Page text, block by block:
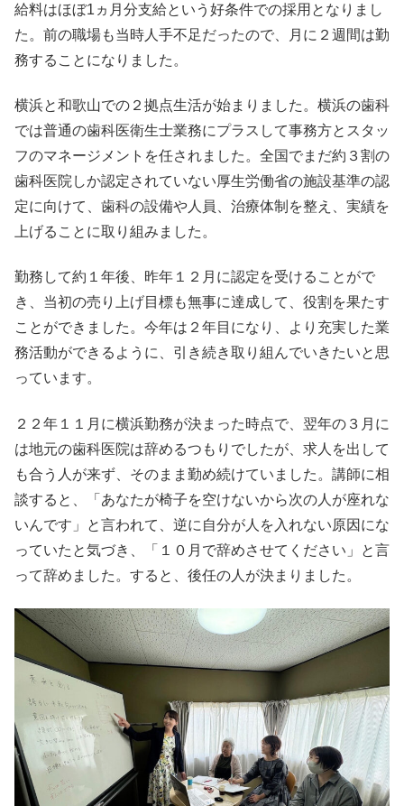
給料はほぼ1ヵ月分支給という好条件での採用となりまし
た。前の職場も当時人手不足だったので、月に２週間は勤
務することになりました。
横浜と和歌山での２拠点生活が始まりました。横浜の歯科
では普通の歯科医衛生士業務にプラスして事務方とスタッ
フのマネージメントを任されました。全国でまだ約３割の
歯科医院しか認定されていない厚生労働省の施設基準の認
定に向けて、歯科の設備や人員、治療体制を整え、実績を
上げることに取り組みました。
勤務して約１年後、昨年１２月に認定を受けることがで
き、当初の売り上げ目標も無事に達成して、役割を果たす
ことができました。今年は２年目になり、より充実した業
務活動ができるように、引き続き取り組んでいきたいと思
っています。
２２年１１月に横浜勤務が決まった時点で、翌年の３月に
は地元の歯科医院は辞めるつもりでしたが、求人を出して
も合う人が来ず、そのまま勤め続けていました。講師に相
談すると、「あなたが椅子を空けないから次の人が座れな
いんです」と言われて、逆に自分が人を入れない原因にな
っていたと気づき、「１０月で辞めさせてください」と言
って辞めました。すると、後任の人が決まりました。